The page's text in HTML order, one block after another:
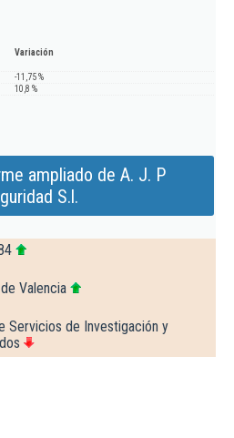
Variación
-11,75 %
10,8 %
ampliado de A. J. P
S.l.
Valencia
Servicios de Investigación y